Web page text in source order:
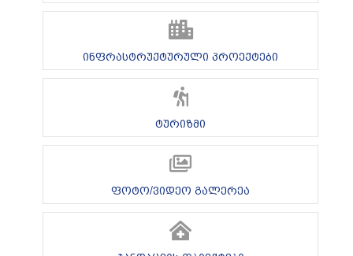
ინფრასტრუქტურული პროექტები
ტურიზმი
ფოტო/ვიდეო გალერეა